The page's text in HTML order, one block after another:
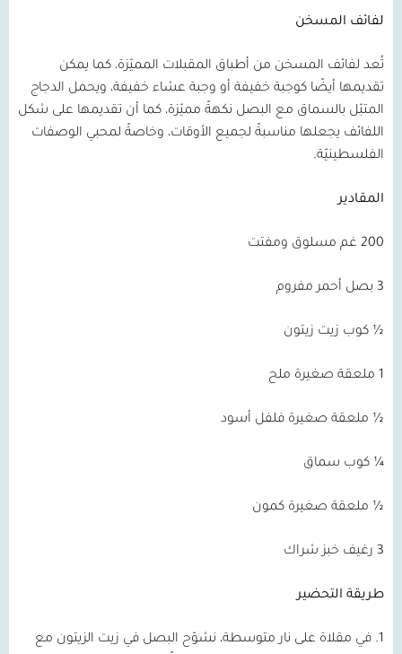
لفائف المسخن
تُعد لفائف المسخن من أطباق المقبلات المميّزة، كما يمكن
تقديمها أيضًا كوجبة خفيفة أو وجبة عشاء خفيفة، ويحمل الدجاج
المتبّل بالسماق مع البصل نكهةً مميّزة، كما أن تقديمها على شكل
اللفائف يجعلها مناسبةً لجميع الأوقات، وخاصةً لمحبي الوصفات
الفلسطينيّة.
المقادير
200 غم مسلوق ومفتت
3 بصل أحمر مفروم
½ كوب زيت زيتون
1 ملعقة صغيرة ملح
½ ملعقة صغيرة فلفل أسود
¼ كوب سماق
½ ملعقة صغيرة كمون
3 رغيف خبز شراك
طريقة التحضير
1. في مقلاة على نار متوسطة، نشوّح البصل في زيت الزيتون مع